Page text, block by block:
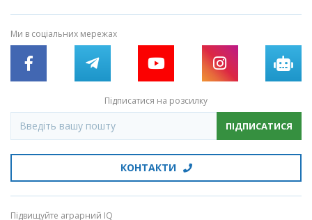
Ми в соціальних мережах
Підписатися на розсилку
ПІДПИСАТИСЯ
КОНТАКТИ
Підвищуйте аграрний IQ